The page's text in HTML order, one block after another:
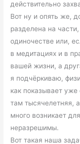
действительно
Вот ну и опять же,
разделена на
одиночестве или,
в медитациях и в
вашей жизни, а
я подчёркиваю,
как показывает
там тысячелетняя,
много возникает
неразрешимы.
Вот такая наша